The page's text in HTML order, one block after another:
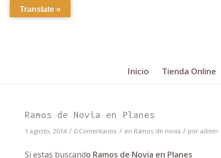
Inicio Tienda Online
Ramos de Novia en Planes
1 agosto, 2014 / 0 Comentarios / en Ramos de novia / por admin
Si estas buscando Ramos de Novia en Planes
Translate »